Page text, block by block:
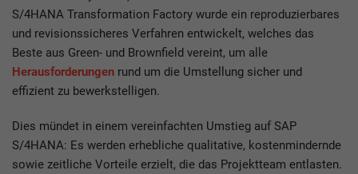
S/4HANA Transformation Factory wurde ein reproduzierbares
und revisionssicheres Verfahren entwickelt, welches das
Beste aus Green- und Brownfield vereint, um alle
Herausforderungen rund um die Umstellung sicher und
effizient zu bewerkstelligen.
Dies mündet in einem vereinfachten Umstieg auf SAP
S/4HANA: Es werden erhebliche qualitative, kostenmindernde
sowie zeitliche Vorteile erzielt, die das Projektteam entlasten.